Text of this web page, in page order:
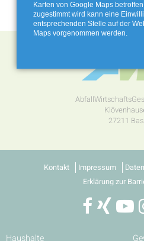
27211
Kontakt Impressum
Erklärung zur
Haushalte
Karten von Google Maps
zugestimmt wird kann eine
entsprechenden Stelle auf der
Maps vorgenommen werden.